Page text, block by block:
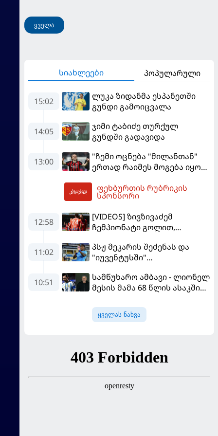
ყველა
სიახლეები პოპულარული
15:02
ლუკა ზიდანმა ესპანეთში
გუნდი გამოიცვალა
14:05
ჯიმი ტაბიძე თურქულ
გუნდში გადავიდა
13:00
"ჩემი ოცნება "მილანთან"
ერთად რაიმეს მოგება იყო" -
თავის მისიაზე ისაუბრა
ფეხბურთის რუბრიკის
სპონსორი
12:58
[VIDEOS] ზივზივაძემ
ჩემპიონატი გოლით,
გამარჯვებით დაიწყო
11:02
პსჟ მეკარის შეძენას და
"იუვენტუსში"
10:51
სამწუხარო ამბავი - ლიონელ
მესის მამა 68 წლის ასაკში
ყველას ნახვა